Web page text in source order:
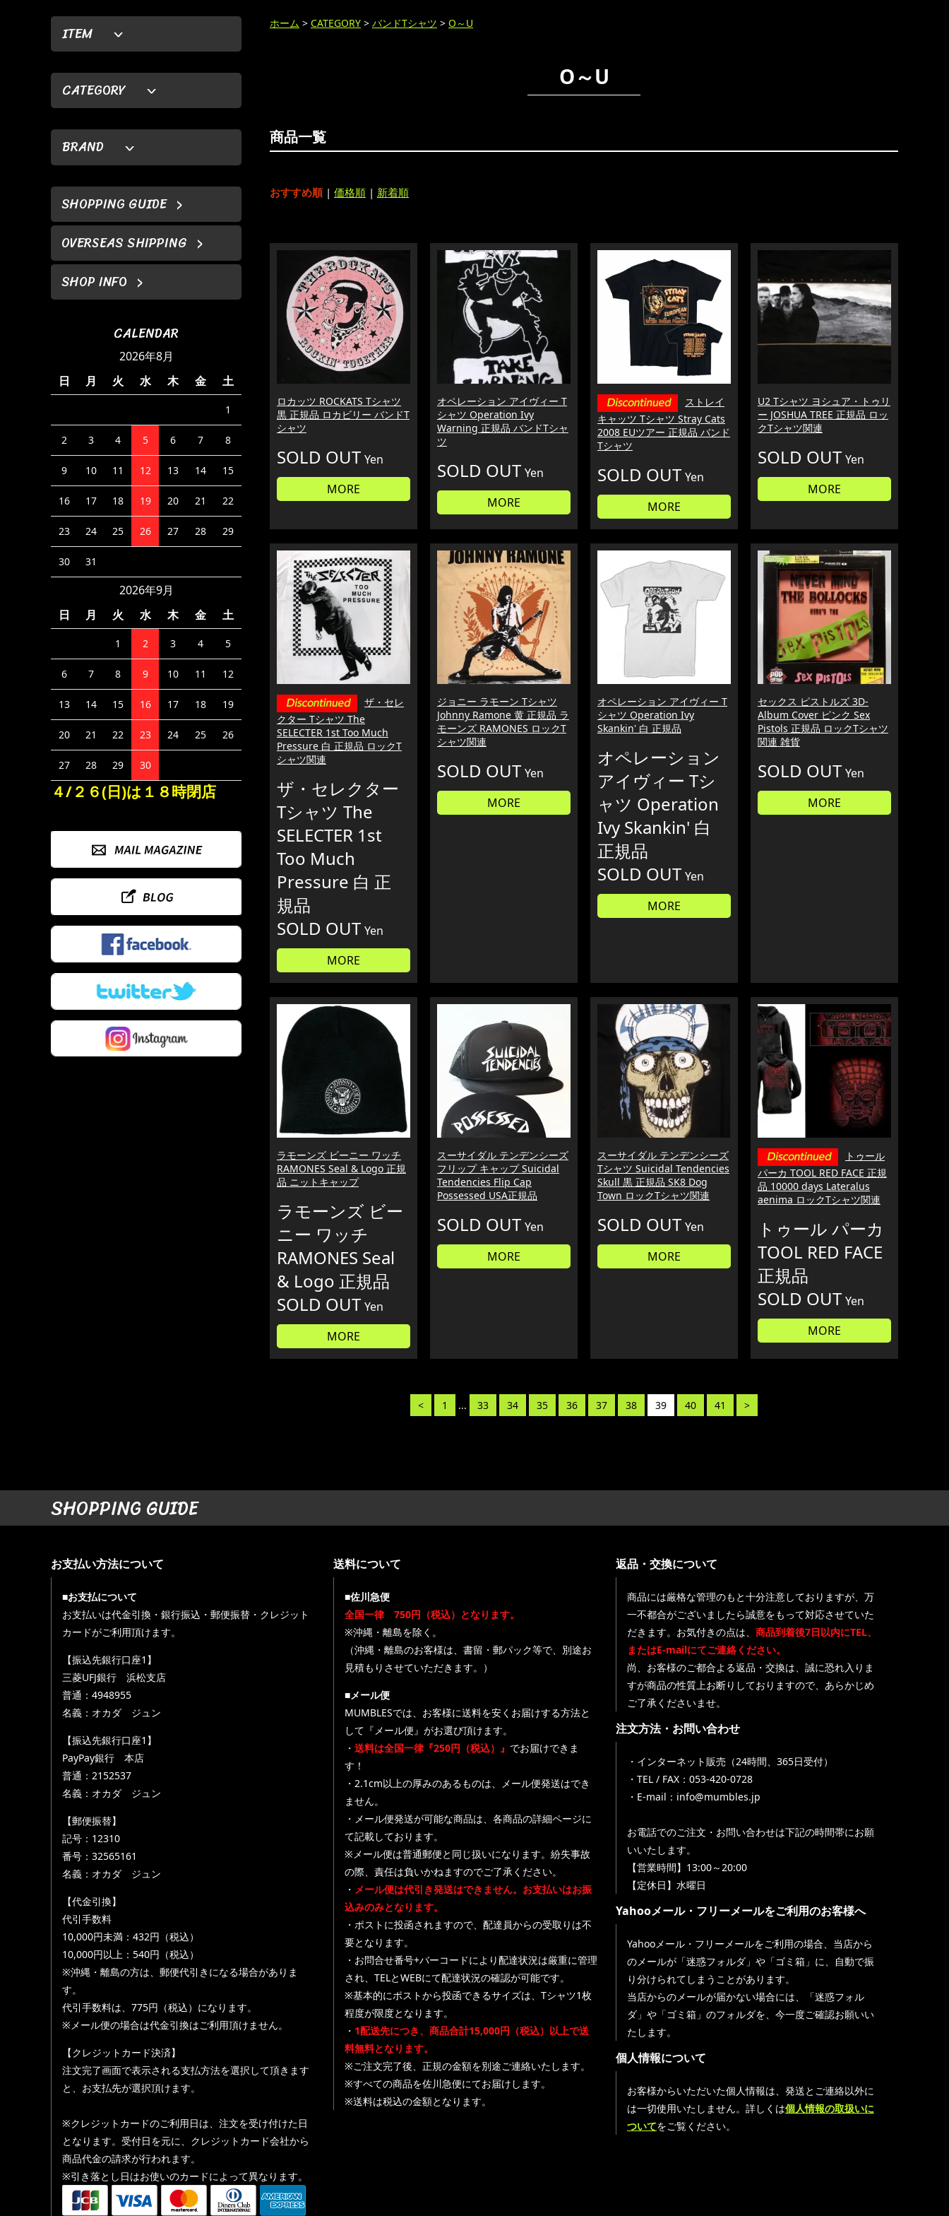
ITEM
CATEGORY
BRAND
SHOPPING GUIDE
OVERSEAS SHIPPING
SHOP INFO
CALENDAR
2026年8月
日
月 火 水 木 金 土
1
2 3 4 5 6 7 8
9 10 11 12 13 14 15
16 17 18 19 20 21 22
23 24 25 26 27 28 29
30 31
2026年9月
日
月 火 水 木 金 土
1 2 3 4 5
6 7 8 9 10 11 12
13 14 15 16 17 18 19
20 21 22 23 24 25 26
27 28 29 30
４/２６(日)は１８時閉店
ホーム > CATEGORY > バンドTシャツ > O～U
O～U
商品一覧
おすすめ順| 価格順 | 新着順
ロカッツ ROCKATS Tシャツ
黒 正規品 ロカビリー バンドT
シャツ
SOLD OUT Yen
MORE
オペレーション アイヴィー T
シャツ Operation Ivy
Warning 正規品 バンドTシャ
ツ
SOLD OUT Yen
MORE
ストレイ
キャッツ Tシャツ Stray Cats
2008 EUツアー 正規品 バンド
Tシャツ
SOLD OUT Yen
MORE
U2 Tシャツ ヨシュア・トゥリ
ー JOSHUA TREE 正規品 ロッ
クTシャツ関連
SOLD OUT Yen
MORE
ザ・セレ
クター Tシャツ The
SELECTER 1st Too Much
Pressure 白 正規品 ロックT
シャツ関連
ザ・セレクター
Tシャツ The
SELECTER 1st
Too Much
Pressure 白 正
規品
SOLD OUT Yen
MORE
ジョニー ラモーン Tシャツ
Johnny Ramone 黄 正規品 ラ
モーンズ RAMONES ロックT
シャツ関連
SOLD OUT Yen
MORE
オペレーション アイヴィー T
シャツ Operation Ivy
Skankin' 白 正規品
オペレーション
アイヴィー Tシ
ャツ Operation
Ivy Skankin' 白
正規品
SOLD OUT Yen
MORE
セックス ピストルズ 3D-
Album Cover ピンク Sex
Pistols 正規品 ロックTシャツ
関連 雑貨
SOLD OUT Yen
MORE
ラモーンズ ビーニー ワッチ
RAMONES Seal & Logo 正規
品 ニットキャップ
ラモーンズ ビー
ニー ワッチ
RAMONES Seal
& Logo 正規品
SOLD OUT Yen
MORE
スーサイダル テンデンシーズ
フリップ キャップ Suicidal
Tendencies Flip Cap
Possessed USA正規品
SOLD OUT Yen
MORE
スーサイダル テンデンシーズ
Tシャツ Suicidal Tendencies
Skull 黒 正規品 SK8 Dog
Town ロックTシャツ関連
SOLD OUT Yen
MORE
トゥール
パーカ TOOL RED FACE 正規
品 10000 days Lateralus
aenima ロックTシャツ関連
トゥール パーカ
TOOL RED FACE
正規品
SOLD OUT Yen
MORE
< 1 ... 33 34 35 36 37 38 39 40 41 >
SHOPPING GUIDE
お支払い方法について
■お支払について
お支払いは代金引換・銀行振込・郵便振替・クレジット
カードがご利用頂けます。
【振込先銀行口座1】
三菱UFJ銀行 浜松支店
普通：4948955
名義：オカダ ジュン
【振込先銀行口座1】
PayPay銀行 本店
普通：2152537
名義：オカダ ジュン
【郵便振替】
記号：12310
番号：32565161
名義：オカダ ジュン
【代金引換】
代引手数料
10,000円未満：432円（税込）
10,000円以上：540円（税込）
※沖縄・離島の方は、郵便代引きになる場合がありま
す。
代引手数料は、775円（税込）になります。
※メール便の場合は代金引換はご利用頂けません。
【クレジットカード決済】
注文完了画面で表示される支払方法を選択して頂きます
と、お支払先が選択頂けます。
※クレジットカードのご利用日は、注文を受け付けた日
となります。受付日を元に、クレジットカード会社から
商品代金の請求が行われます。
※引き落とし日はお使いのカードによって異なります。
送料について
■佐川急便
全国一律 750円（税込）となります。
※沖縄・離島を除く。
（沖縄・離島のお客様は、書留・郵パック等で、別途お
見積もりさせていただきます。）
■メール便
MUMBLESでは、お客様に送料を安くお届けする方法と
して『メール便』がお選び頂けます。
・ 送料は全国一律『250円（税込）』 でお届けできま
す！
・2.1cm以上の厚みのあるものは、メール便発送はでき
ません。
・メール便発送が可能な商品は、各商品の詳細ページに
て記載しております。
※メール便は普通郵便と同じ扱いになります。紛失事故
の際、責任は負いかねますのでご了承ください。
・ メール便は代引き発送はできません。お支払いはお振
込みのみとなります。
・ポストに投函されますので、配達員からの受取りは不
要となります。
・お問合せ番号+バーコードにより配達状況は厳重に管理
され、TELとWEBにて配達状況の確認が可能です。
※基本的にポストから投函できるサイズは、Tシャツ1枚
程度が限度となります。
・ 1配送先につき、商品合計15,000円（税込）以上で送
料無料となります。
※ご注文完了後、正規の金額を別途ご連絡いたします。
※すべての商品を佐川急便にてお届けします。
※送料は税込の金額となります。
返品・交換について
商品には厳格な管理のもと十分注意しておりますが、万
一不都合がございましたら誠意をもって対応させていた
だきます。お気付きの点は、 商品到着後7日以内にTEL、
またはE-mailにてご連絡ください。
尚、お客様のご都合よる返品・交換は、誠に恐れ入りま
すが商品の性質上お断りしておりますので、あらかじめ
ご了承くださいませ。
注文方法・お問い合わせ
・インターネット販売（24時間、365日受付）
・TEL / FAX：053-420-0728
・E-mail：info@mumbles.jp
お電話でのご注文・お問い合わせは下記の時間帯にお願
いいたします。
【営業時間】13:00～20:00
【定休日】水曜日
Yahooメール・フリーメールをご利用のお客様へ
Yahooメール・フリーメールをご利用の場合、当店から
のメールが「迷惑フォルダ」や「ゴミ箱」に、自動で振
り分けられてしまうことがあります。
当店からのメールが届かない場合には、「迷惑フォル
ダ」や「ゴミ箱」のフォルダを、今一度ご確認お願いい
たします。
個人情報について
お客様からいただいた個人情報は、発送とご連絡以外に
は一切使用いたしません。詳しくは個人情報の取扱いに
ついてをご覧ください。